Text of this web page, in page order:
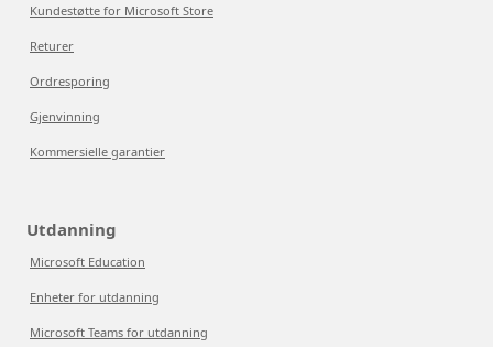
Kundestøtte for Microsoft Store
Returer
Ordresporing
Gjenvinning
Kommersielle garantier
Utdanning
Microsoft Education
Enheter for utdanning
Microsoft Teams for utdanning